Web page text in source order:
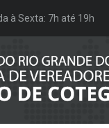
à Sexta: 7h até 19h